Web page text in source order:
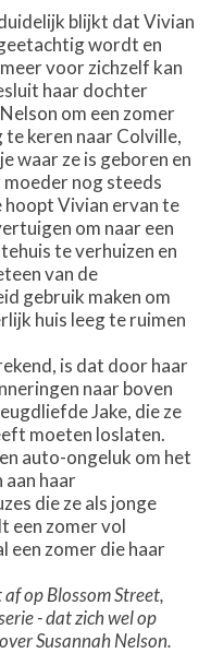
blijkt dat Vivian
wordt en
voor zichzelf kan
haar dochter
om een zomer
te keren naar Colville,
waar ze is geboren en
nog steeds
hoopt Vivian ervan te
om naar een
te verhuizen en
van de
gebruik maken om
huis leeg te ruimen
is dat door haar
naar boven
Jake, die ze
moeten loslaten.
auto-ongeluk om het
aan haar
die ze als jonge
een zomer vol
een zomer die haar
op Blossom Street,
- dat zich wel op
Susannah Nelson.